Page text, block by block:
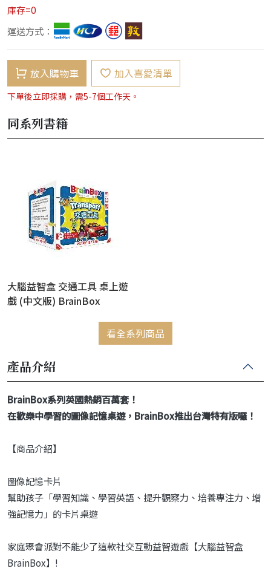
庫存=0
運送方式：
放入購物車 加入喜愛清單
下單後立即採購，需5-7個工作天。
同系列書籍
大腦益智盒 交通工具 桌上遊
戲 (中文版) BrainBox
看全系列商品
產品介紹
BrainBox系列英國熱銷百萬套！
在歡樂中學習的圖像記憶桌遊，BrainBox推出台灣特有版囉！
【商品介紹】
圖像記憶卡片
幫助孩子「學習知識、學習英語、提升觀察力、培養專注力、增
強記憶力」的卡片桌遊
家庭聚會派對不能少了這款社交互動益智遊戲【大腦益智盒
BrainBox】!